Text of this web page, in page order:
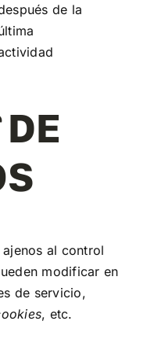
de la
DE
al control
modificar en
de servicio,
, etc.